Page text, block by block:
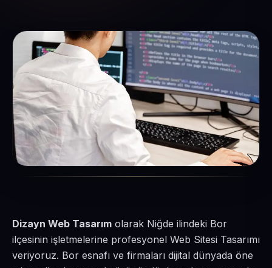
Dizayn Web Tasarım olarak Niğde ilindeki Bor
ilçesinin işletmelerine profesyonel Web Sitesi Tasarımı
veriyoruz. Bor esnafı ve firmaları dijital dünyada öne